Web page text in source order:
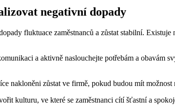
negativní dopady
fluktuace zaměstnanců a zůstat stabilní.
a aktivně naslouchejte potřebám a obavám
nakloněni zůstat ve firmě, pokud budou mít
kulturu, ve které se zaměstnanci cítí šťastní a